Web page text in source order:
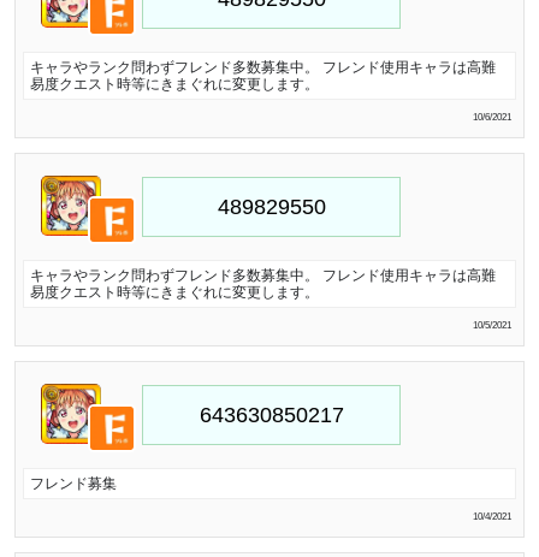
キャラやランク問わずフレンド多数募集中。 フレンド使用キャラは高難
易度クエスト時等にきまぐれに変更します。
10/6/2021
キャラやランク問わずフレンド多数募集中。 フレンド使用キャラは高難
易度クエスト時等にきまぐれに変更します。
10/5/2021
フレンド募集
10/4/2021